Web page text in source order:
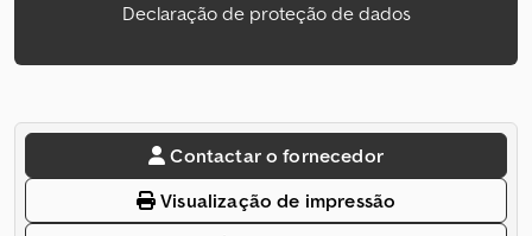
Declaração de proteção de dados
Contactar o fornecedor
Visualização de impressão